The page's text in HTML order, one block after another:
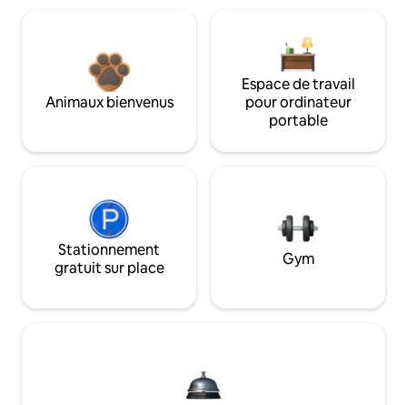
Animaux bienvenus
Espace de travail
pour ordinateur
portable
Stationnement
gratuit sur place
Gym